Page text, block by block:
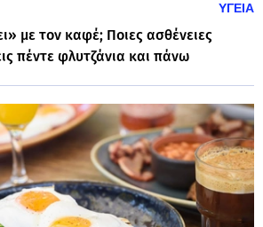
ΥΓΕΙΑ
με τον καφέ; Ποιες ασθένειες
πέντε φλυτζάνια και πάνω